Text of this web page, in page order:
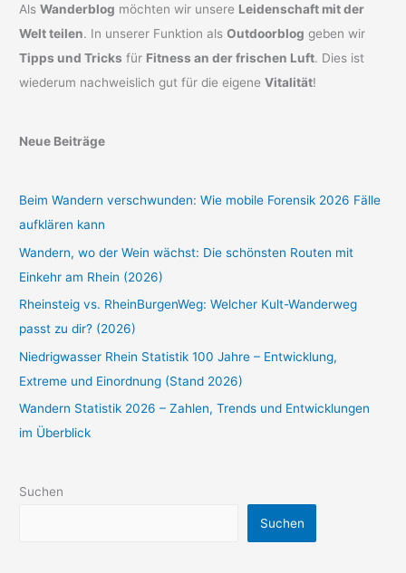
AlsWanderblog möchten wir unsere Leidenschaft mit der
Welt teilen. In unserer Funktion alsOutdoorblog geben wir
Tipps und Tricks für Fitness an der frischen Luft. Dies ist
wiederum nachweislich gut für die eigeneVitalität!
Neue Beiträge
Beim Wandern verschwunden: Wie mobile Forensik 2026 Fälle
aufklären kann
Wandern, wo der Wein wächst: Die schönsten Routen mit
Einkehr am Rhein (2026)
Rheinsteig vs. RheinBurgenWeg: Welcher Kult-Wanderweg
passt zu dir? (2026)
Niedrigwasser Rhein Statistik 100 Jahre – Entwicklung,
Extreme und Einordnung (Stand 2026)
Wandern Statistik 2026 – Zahlen, Trends und Entwicklungen
im Überblick
Suchen
Suchen